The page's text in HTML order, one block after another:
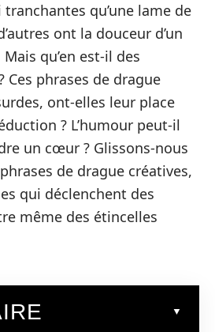
qu’une lame de
ont la douceur d’un
qu’en est-il des
Ces phrases de drague
ont-elles leur place
? L’humour peut-il
un cœur ? Glissons-nous
de drague créatives,
qui déclenchent des
même des étincelles